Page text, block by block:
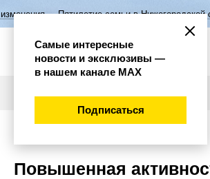
семьи в Нижегородской области Год
Повышенная
Самые интересные
новости и эксклюзивы —
в нашем канале МАХ
Подписаться